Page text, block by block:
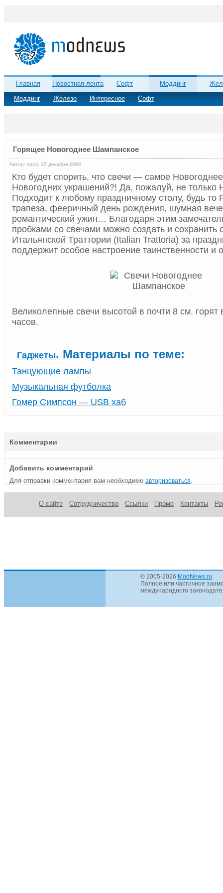
Главная
Новостная лента
Моддинг
Железо Интересное Софт
Софт Моддинг
Горящее Новогоднее Шампанское
Автор: mddr, 15 декабря 2008
Кто будет спорить, что свечи — самое
Новогодних украшений?! Да, пожалуй, не только
Подходит к любому праздничному столу, будь то
трапеза, фееричный день рождения, шумная
романтический ужин… Благодаря этим
пробками со свечами можно создать и сохранить
Итальянской Траттории (Italian Trattoria) за
поддержит особое настроение таинственности и
Великолепные свечи высотой в почти 8 см. горят
часов.
Гаджеты. Материалы по теме:
Танцующие лампы
Музыкальная футболка
Гомер Симпсон — USB хаб
Комментарии
Добавить комментарий
Для отправки комментария вам необходимо авторизоваться
О сайте Сотрудничество Ссылки Промо Контакты
© 2005-2026 ModNews.ru
Полное или частичное
международного